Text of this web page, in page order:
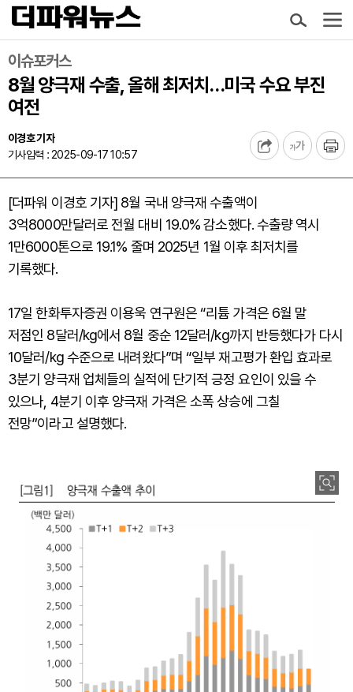
이슈포커스
8월 양극재 수출, 올해 최저치…미국 수요 부진
여전
이경호 기자
기사입력 : 2025-09-17 10:57
[더파워 이경호 기자] 8월 국내 양극재 수출액이
3억8000만달러로 전월 대비 19.0% 감소했다. 수출량 역시
1만6000톤으로 19.1% 줄며 2025년 1월 이후 최저치를
기록했다.
17일 한화투자증권 이용욱 연구원은 “리튬 가격은 6월 말
저점인 8달러/kg에서 8월 중순 12달러/kg까지 반등했다가 다시
10달러/kg 수준으로 내려왔다”며 “일부 재고평가 환입 효과로
3분기 양극재 업체들의 실적에 단기적 긍정 요인이 있을 수
있으나, 4분기 이후 양극재 가격은 소폭 상승에 그칠
전망”이라고 설명했다.